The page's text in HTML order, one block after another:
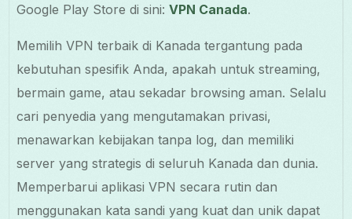
Google Play Store di sini:VPN Canada.
Memilih VPN terbaik di Kanada tergantung pada
kebutuhan spesifik Anda, apakah untuk streaming,
bermain game, atau sekadar browsing aman. Selalu
cari penyedia yang mengutamakan privasi,
menawarkan kebijakan tanpa log, dan memiliki
server yang strategis di seluruh Kanada dan dunia.
Memperbarui aplikasi VPN secara rutin dan
menggunakan kata sandi yang kuat dan unik dapat